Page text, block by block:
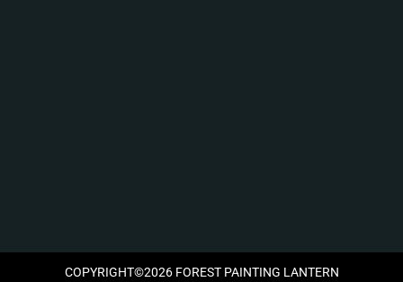
COPYRIGHT©2026 FOREST PAINTING LANTERN